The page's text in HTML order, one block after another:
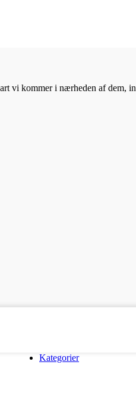
vi kommer i nærheden af dem,
Kategorier